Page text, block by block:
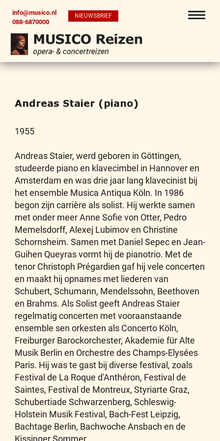
info@musico.nl
088-6870000
NIEUWSBRIEF
Andreas Staier (piano)
1955
Andreas Staier, werd geboren in Göttingen,
studeerde piano en klavecimbel in Hannover en
Amsterdam en was drie jaar lang klavecinist bij
het ensemble Musica Antiqua Köln. In 1986
begon zijn carrière als solist. Hij werkte samen
met onder meer Anne Sofie von Otter, Pedro
Memelsdorff, Alexej Lubimov en Christine
Schornsheim. Samen met Daniel Sepec en Jean-
Guihen Queyras vormt hij de pianotrio. Met de
tenor Christoph Prégardien gaf hij vele concerten
en maakt hij opnames met liederen van
Schubert, Schumann, Mendelssohn, Beethoven
en Brahms. Als Solist geeft Andreas Staier
regelmatig concerten met vooraanstaande
ensemble sen orkesten als Concerto Köln,
Freiburger Barockorchester, Akademie für Alte
Musik Berlin en Orchestre des Champs-Elysées
Paris. Hij was te gast bij diverse festival, zoals
Festival de La Roque d'Anthéron, Festival de
Saintes, Festival de Montreux, Styriarte Graz,
Schubertiade Schwarzenberg, Schleswig-
Holstein Musik Festival, Bach-Fest Leipzig,
Bachtage Berlin, Bachwoche Ansbach en de
Kissinger Sommer.